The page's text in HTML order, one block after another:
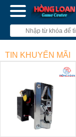
TIN KHUYẾN MÃI